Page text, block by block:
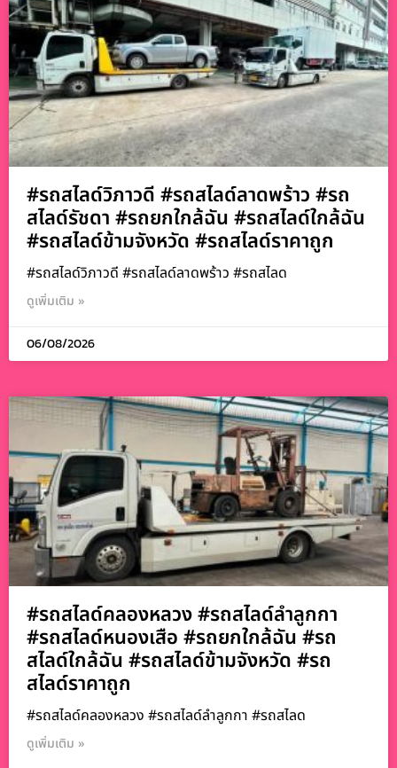
#รถสไลด์วิภาวดี #รถสไลด์ลาดพร้าว #รถ
สไลด์รัชดา #รถยกใกล้ฉัน #รถสไลด์ใกล้ฉัน
#รถสไลด์ข้ามจังหวัด #รถสไลด์ราคาถูก
#รถสไลด์วิภาวดี #รถสไลด์ลาดพร้าว #รถสไลด
ดูเพิ่มเติม »
06/08/2026
#รถสไลด์คลองหลวง #รถสไลด์ลำลูกกา
#รถสไลด์หนองเสือ #รถยกใกล้ฉัน #รถ
สไลด์ใกล้ฉัน #รถสไลด์ข้ามจังหวัด #รถ
สไลด์ราคาถูก
#รถสไลด์คลองหลวง #รถสไลด์ลำลูกกา #รถสไลด
ดูเพิ่มเติม »